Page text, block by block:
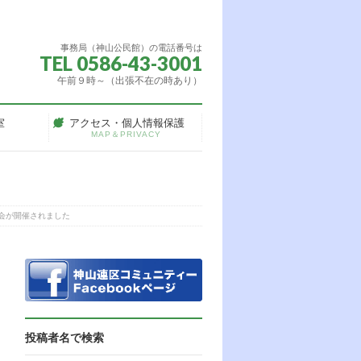
事務局（神山公民館）の電話番号は
TEL 0586-43-3001
午前９時～（出張不在の時あり）
アクセス・個人情報保護
MAP＆PRIVACY
が開催されました
投稿者名で検索